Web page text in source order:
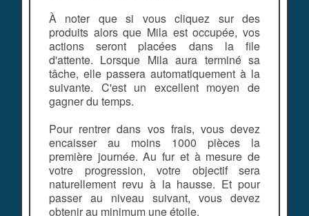
À noter que si vous cliquez sur des
produits alors que Mila est occupée, vos
actions seront placées dans la file
d'attente. Lorsque Mila aura terminé sa
tâche, elle passera automatiquement à la
suivante. C'est un excellent moyen de
gagner du temps.
Pour rentrer dans vos frais, vous devez
encaisser au moins 1000 pièces la
première journée. Au fur et à mesure de
votre progression, votre objectif sera
naturellement revu à la hausse. Et pour
passer au niveau suivant, vous devez
obtenir au minimum une étoile.